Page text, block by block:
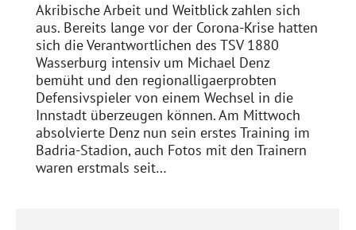
Akribische Arbeit und Weitblick zahlen sich
aus. Bereits lange vor der Corona-Krise hatten
sich die Verantwortlichen des TSV 1880
Wasserburg intensiv um Michael Denz
bemüht und den regionalligaerprobten
Defensivspieler von einem Wechsel in die
Innstadt überzeugen können. Am Mittwoch
absolvierte Denz nun sein erstes Training im
Badria-Stadion, auch Fotos mit den Trainern
waren erstmals seit…